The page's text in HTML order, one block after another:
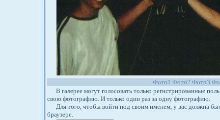
Фото1 Фото2 Фото3
В галерее могут голосовать только регистрированные
свою фотографию. И только один раз за одну фотографию.
Для того, чтобы войти под своим именем, у вас должна
браузере.